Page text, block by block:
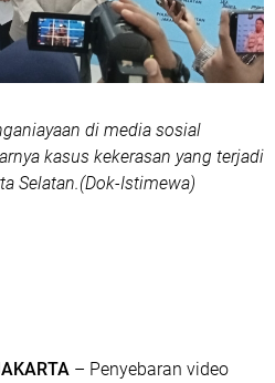
di media sosial
kasus kekerasan yang terjadi
Selatan.(Dok-Istimewa)
– Penyebaran video